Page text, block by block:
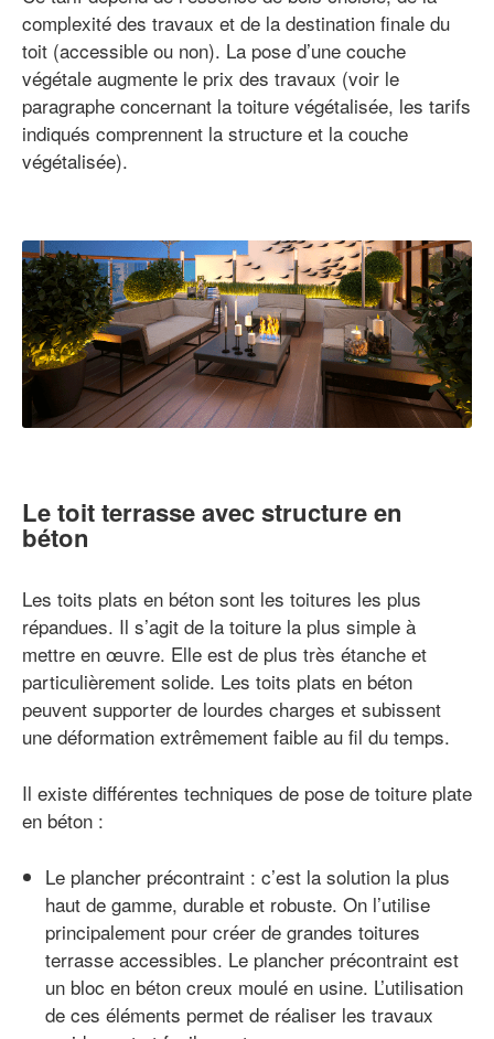
complexité des travaux et de la destination finale du
toit (accessible ou non). La pose d’une couche
végétale augmente le prix des travaux (voir le
paragraphe concernant la toiture végétalisée, les tarifs
indiqués comprennent la structure et la couche
végétalisée).
Le toit terrasse avec structure en
béton
Les toits plats en béton sont les toitures les plus
répandues. Il s’agit de la toiture la plus simple à
mettre en œuvre. Elle est de plus très étanche et
particulièrement solide. Les toits plats en béton
peuvent supporter de lourdes charges et subissent
une déformation extrêmement faible au fil du temps.
Il existe différentes techniques de pose de toiture plate
en béton :
Le plancher précontraint : c’est la solution la plus
haut de gamme, durable et robuste. On l’utilise
principalement pour créer de grandes toitures
terrasse accessibles. Le plancher précontraint est
un bloc en béton creux moulé en usine. L’utilisation
de ces éléments permet de réaliser les travaux